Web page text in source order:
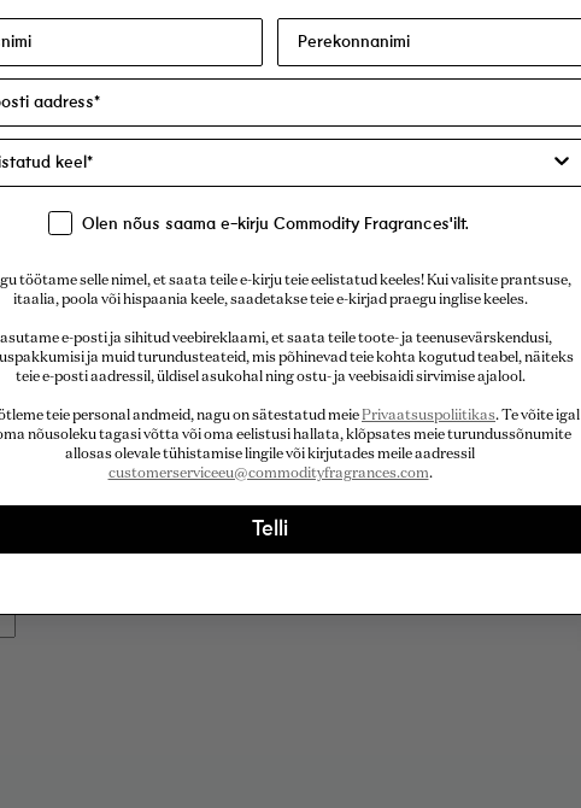
Olen nõus saama e-kirju Commodity Fragrances'ilt.
töötame selle nimel, et saata teile e-kirju teie eelistatud keeles! Kui valisite prantsuse,
itaalia, poola või hispaania keele, saadetakse teie e-kirjad praegu inglise keeles.
e-posti ja sihitud veebireklaami, et saata teile toote- ja teenusevärskendusi,
ja muid turundusteateid, mis põhinevad teie kohta kogutud teabel, näiteks
teie e-posti aadressil, üldisel asukohal ning ostu- ja veebisaidi sirvimise ajalool.
teie personal andmeid, nagu on sätestatud meie Privaatsuspoliitikas. Te võite igal
nõusoleku tagasi võtta või oma eelistusi hallata, klõpsates meie turundussõnumite
allosas olevale tühistamise lingile või kirjutades meile aadressil
customerserviceeu@commodityfragrances.com.
Telli